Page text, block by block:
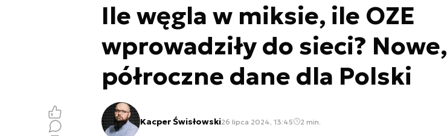
Ile węgla w miksie, ile OZE
wprowadziły do sieci? Nowe,
półroczne dane dla Polski
Kacper Świsłowski26 lipca 2024, 13:45 2 min.